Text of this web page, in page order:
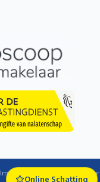
Immo De Laet — Alle rechten
Online Schatting